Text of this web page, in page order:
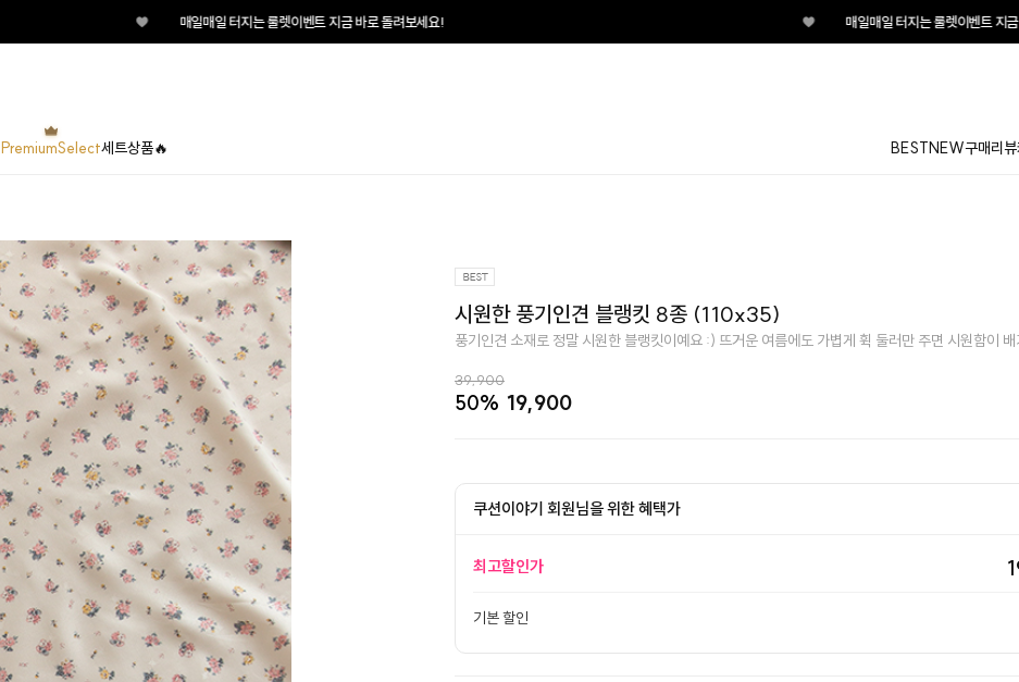
매일매일 터지는 룰렛이벤트 지금 바로 돌려보세요! 매일매일 터지는 룰렛이벤트 지금 바로 돌려보세요!
PremiumSelect세트상품🔥 BESTNEW구매리뷰
시원한 풍기인견 블랭킷 8종 (110x35)
풍기인견 소재로 정말 시원한 블랭킷이예요 :) 뜨거운 여름에도 가볍게 휙 둘러만 주면 시원함이
39,900
50% 19,900
쿠션이야기 회원님을 위한 혜택가
최고할인가
기본 할인